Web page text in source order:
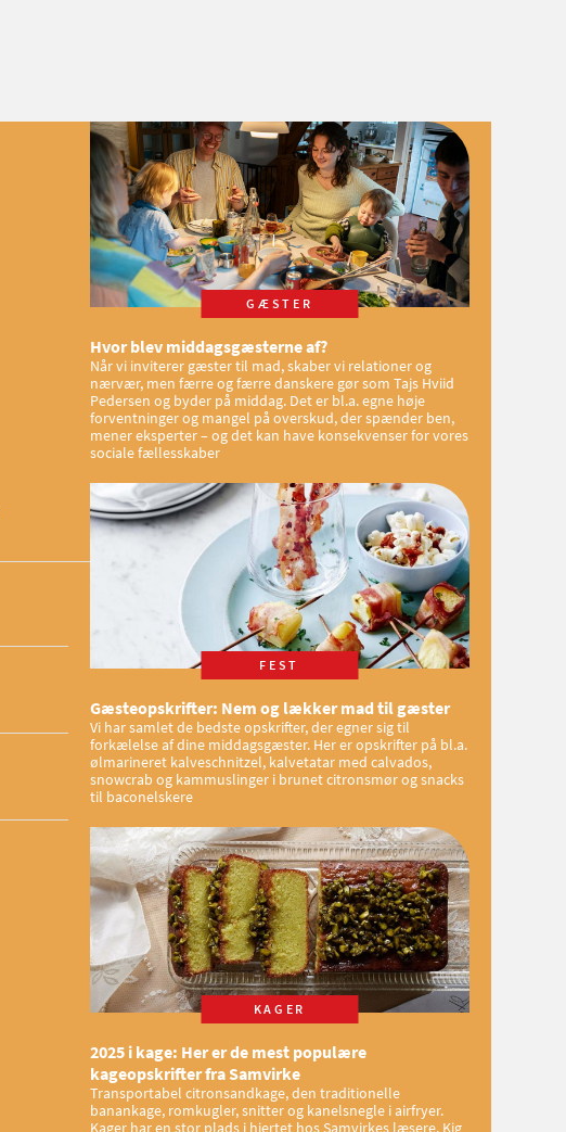
GÆSTER
Hvor blev middagsgæsterne af?
Når vi inviterer gæster til mad, skaber vi relationer og
nærvær, men færre og færre danskere gør som Tajs Hviid
Pedersen og byder på middag. Det er bl.a. egne høje
forventninger og mangel på overskud, der spænder ben,
mener eksperter – og det kan have konsekvenser for vores
sociale fællesskaber
FEST
Gæsteopskrifter: Nem og lækker mad til gæster
Vi har samlet de bedste opskrifter, der egner sig til
forkælelse af dine middagsgæster. Her er opskrifter på bl.a.
ølmarineret kalveschnitzel, kalvetatar med calvados,
snowcrab og kammuslinger i brunet citronsmør og snacks
til baconelskere
KAGER
2025 i kage: Her er de mest populære
kageopskrifter fra Samvirke
Transportabel citronsandkage, den traditionelle
banankage, romkugler, snitter og kanelsnegle i airfryer.
Kager har en stor plads i hjertet hos Samvirkes læsere. Kig